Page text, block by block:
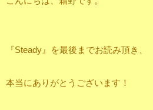
『Steady』を最後までお読み頂き、
本当にありがとうございます！